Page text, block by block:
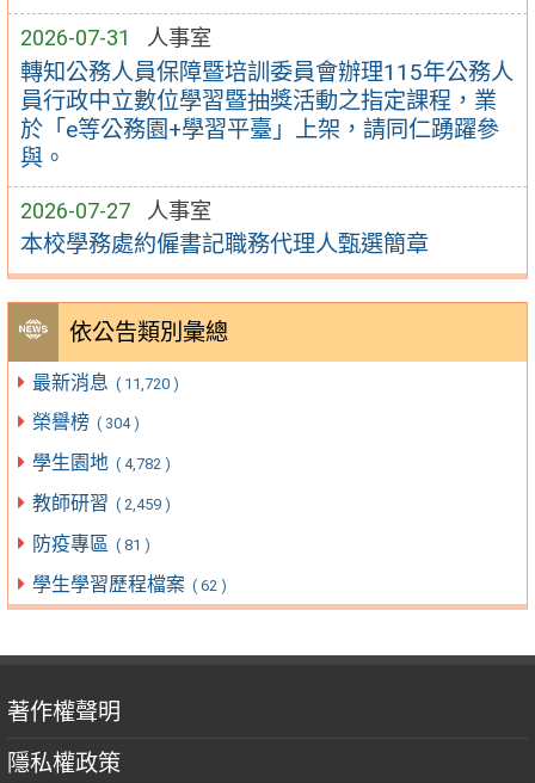
2026-07-31 人事室
轉知公務人員保障暨培訓委員會辦理115年公務人
員行政中立數位學習暨抽獎活動之指定課程，業
於「e等公務園+學習平臺」上架，請同仁踴躍參
與。
2026-07-27 人事室
本校學務處約僱書記職務代理人甄選簡章
依公告類別彙總
最新消息 ( 11,720 )
榮譽榜 ( 304 )
學生園地 ( 4,782 )
教師研習 ( 2,459 )
防疫專區 ( 81 )
學生學習歷程檔案 ( 62 )
著作權聲明
隱私權政策